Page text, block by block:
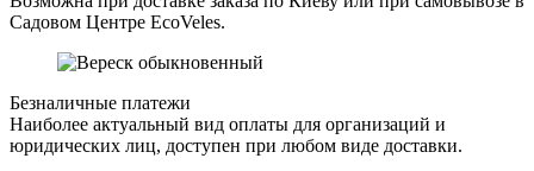
Садовом Центре EcoVeles.
Безналичные платежи
Наиболее актуальный вид оплаты для организаций и
юридических лиц, доступен при любом виде доставки.